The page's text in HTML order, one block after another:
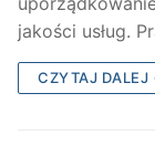
jakości usług.
CZYTAJ DALEJ